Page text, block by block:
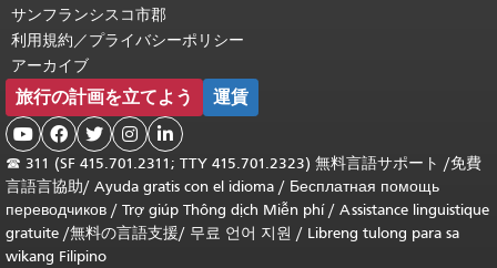
サンフランシスコ市郡
利用規約／プライバシーポリシー
アーカイブ
旅行の計画を立てよう 運賃
    
☎ 311 (SF 415.701.2311; TTY 415.701.2323) 無料言語サポート /免費
言語言協助/ Ayuda gratis con el idioma / Бесплатная помощь
переводчиков / Trợ giúp Thông dịch Miễn phí/ Assistance linguistique
gratuite /無料の言語支援/ 무료 언어 지원 / Libreng tulong para sa
wikang Filipino